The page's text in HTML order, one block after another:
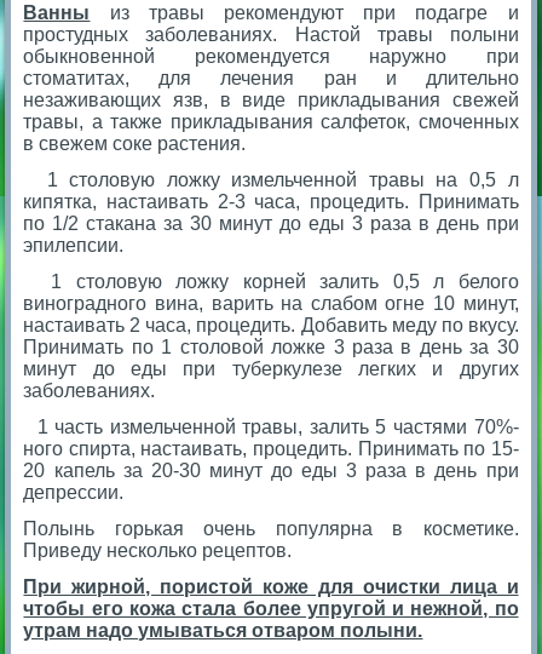
Ванны из травы рекомендуют при подагре и
простудных заболеваниях. Настой травы полыни
обыкновенной рекомендуется наружно при
стоматитах, для лечения ран и длительно
незаживающих язв, в виде прикладывания свежей
травы, а также прикладывания салфеток, смоченных
в свежем соке растения.
1 столовую ложку измельченной травы на 0,5 л
кипятка, настаивать 2-3 часа, процедить. Принимать
по 1/2 стакана за 30 минут до еды 3 раза в день при
эпилепсии.
1 столовую ложку корней залить 0,5 л белого
виноградного вина, варить на слабом огне 10 минут,
настаивать 2 часа, процедить. Добавить меду по вкусу.
Принимать по 1 столовой ложке 3 раза в день за 30
минут до еды при туберкулезе легких и других
заболеваниях.
1 часть измельченной травы, залить 5 частями 70%-
ного спирта, настаивать, процедить. Принимать по 15-
20 капель за 20-30 минут до еды 3 раза в день при
депрессии.
Полынь горькая очень популярна в косметике.
Приведу несколько рецептов.
При жирной, пористой коже для очистки лица и
чтобы его кожа стала более упругой и нежной, по
утрам надо умываться отваром полыни.